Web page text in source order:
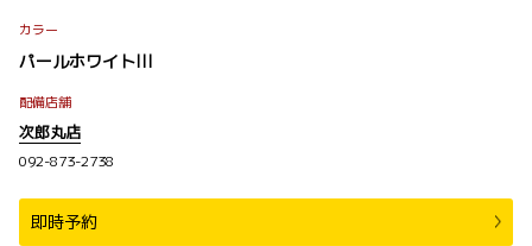
カラー
パールホワイトIII
配備店舗
次郎丸店
092-873-2738
即時予約